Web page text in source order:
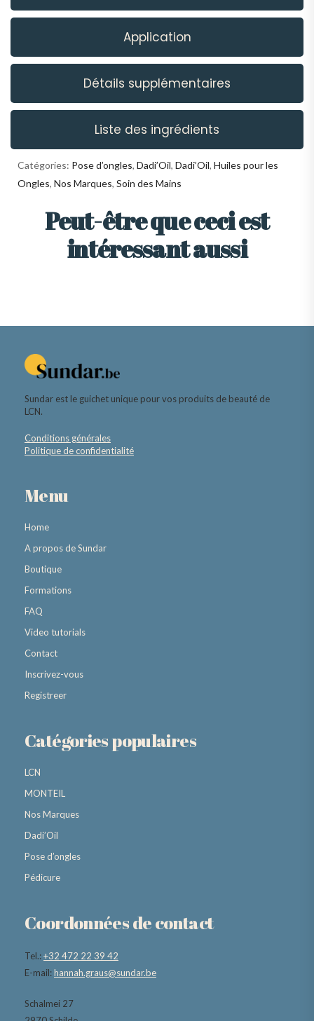
Application
Détails supplémentaires
Liste des ingrédients
Catégories: Pose d’ongles, Dadi’Oil, Dadi’Oil, Huiles pour les
Ongles, Nos Marques, Soin des Mains
Peut-être que ceci est
intéressant aussi
Sundar est le guichet unique pour vos produits de beauté de
LCN.
Conditions générales
Politique de confidentialité
Menu
Home
A propos de Sundar
Boutique
Formations
FAQ
Video tutorials
Contact
Inscrivez-vous
Registreer
Catégories populaires
LCN
MONTEIL
Nos Marques
Dadi’Oil
Pose d’ongles
Pédicure
Coordonnées de contact
Tel.:+32 472 22 39 42
E-mail:hannah.graus@sundar.be
Schalmei 27